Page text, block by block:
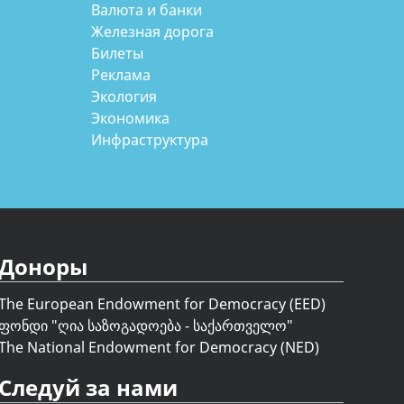
Валюта и банки
Железная дорога
Билеты
Реклама
Экология
Экономика
Инфраструктура
European Endowment for Democracy (EED)
"ღია საზოგადოება - საქართველო"
National Endowment for Democracy (NED)
Следуй за нами